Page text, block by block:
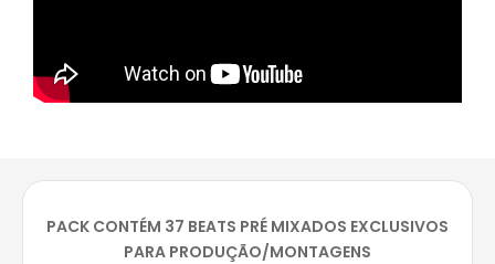
PACK CONTÉM 37 BEATS PRÉ MIXADOS EXCLUSIVOS
PARA PRODUÇÃO/MONTAGENS